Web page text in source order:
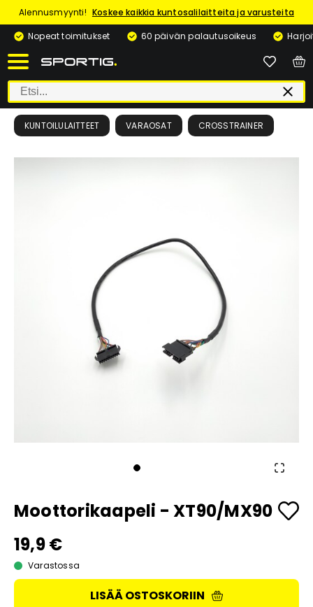
Alennusmyynti! Koskee kaikkia kuntosalilaitteita ja varusteita
Nopeat toimitukset
60 päivän palautusoikeus
KUNTOILULAITTEET VARAOSAT CROSSTRAINER
Moottorikaapeli - XT90/MX90
19,9 €
Varastossa
LISÄÄ OSTOSKORIIN